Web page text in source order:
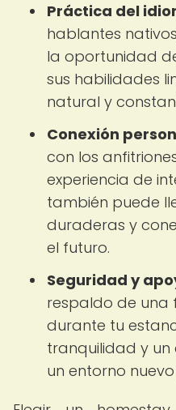
Práctica del
hablantes
la oportunidad
sus habilidades
natural y
Conexión
con los
experiencia de
también puede
duraderas y
el futuro.
Seguridad y
respaldo de una
durante tu
tranquilidad y
un entorno